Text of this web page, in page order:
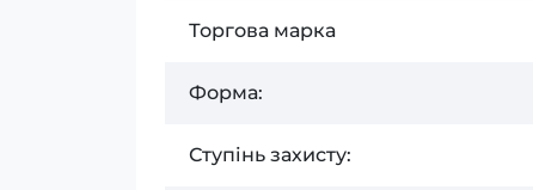
Торгова марка
Форма:
Ступінь захисту: